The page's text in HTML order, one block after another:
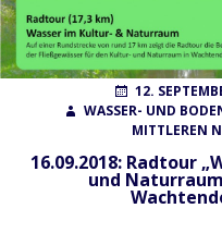
Wahlen
POSTED
ON
12.
WASSER- UND
MITTLEREN
16.09.2018: Radtour
und